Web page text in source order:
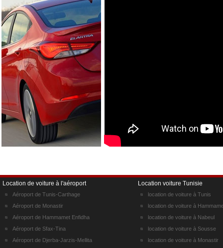
Location de voiture à l'aéroport Location voiture Tunisie
Aéroport de Tunis-Carthage
Aéroport de Monastir
Aéroport de Hammamet Enfidha
Aéroport de Sfax-Tina
Aéroport de Djerba-Jarzis-Mellita
location de voiture à Tunis
location de voiture à
location de voiture à Nabeul
location de voiture à Sousse
location de voiture à Monastir